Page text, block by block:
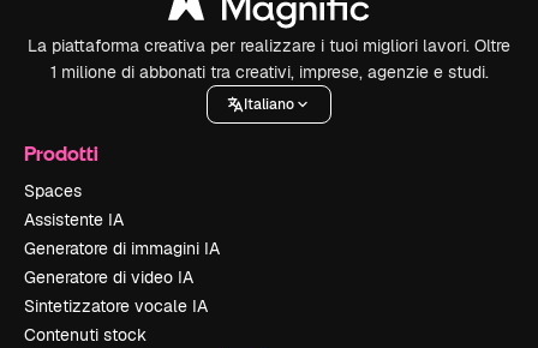
La piattaforma creativa per realizzare i tuoi migliori lavori. Oltre
1 milione di abbonati tra creativi, imprese, agenzie e studi.
Italiano
Prodotti
Spaces
Assistente IA
Generatore di immagini IA
Generatore di video IA
Sintetizzatore vocale IA
Contenuti stock